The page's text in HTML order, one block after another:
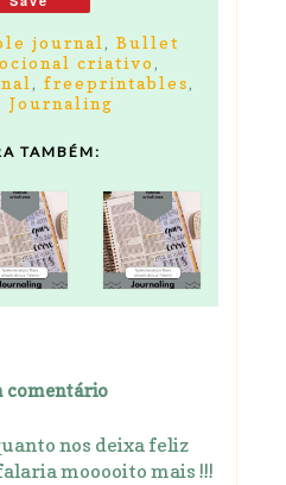
journal , Bullet
criativo ,
, freeprintables,
Journaling
TAMBÉM:
comentário
nos deixa feliz
mooooito mais !!!